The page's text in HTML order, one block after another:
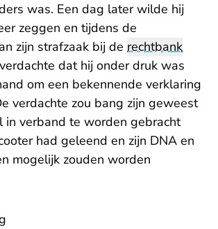
was. Een dag later wilde hij
zeggen en tijdens de
zijn strafzaak bij de rechtbank
dat hij onder druk was
om een bekennende verklaring
verdachte zou bang zijn geweest
in verband te worden gebracht
had geleend en zijn DNA en
mogelijk zouden worden